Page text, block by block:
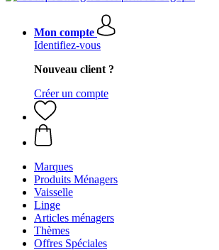
Mon compte
Identifiez-vous
Nouveau client ?
Créer un compte
Marques
Produits Ménagers
Vaisselle
Linge
Articles ménagers
Thèmes
Offres Spéciales